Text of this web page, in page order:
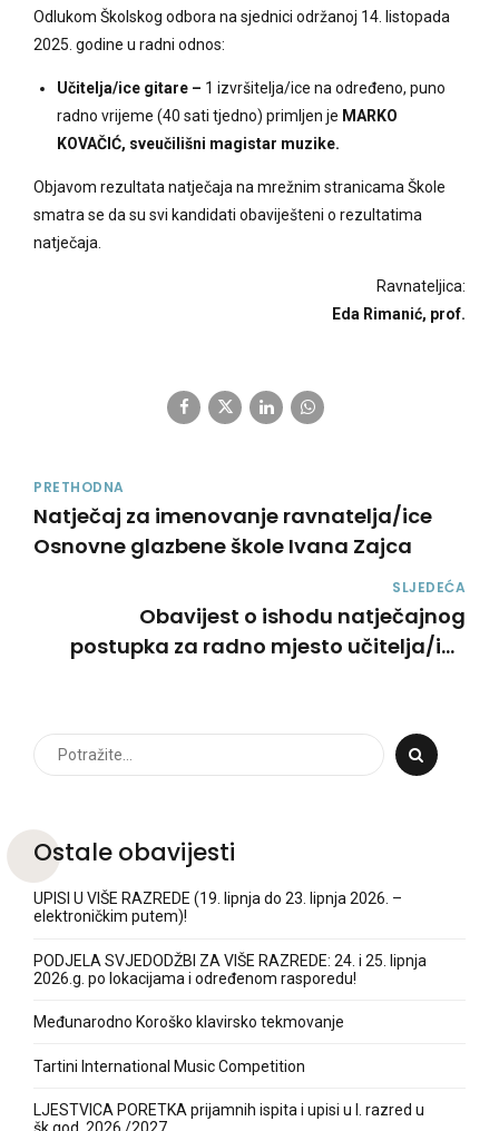
Odlukom Školskog odbora na sjednici održanoj 14. listopada
2025. godine u radni odnos:
Učitelja/ice gitare – 1 izvršitelja/ice na određeno, puno
radno vrijeme (40 sati tjedno) primljen je MARKO
KOVAČIĆ, sveučilišni magistar muzike.
Objavom rezultata natječaja na mrežnim stranicama Škole
smatra se da su svi kandidati obaviješteni o rezultatima
natječaja.
Ravnateljica:
Eda Rimanić, prof.
PRETHODNA
Natječaj za imenovanje ravnatelja/ice
Osnovne glazbene škole Ivana Zajca
SLJEDEĆA
Obavijest o ishodu natječajnog
postupka za radno mjesto učitelja/ice
Ostale obavijesti
UPISI U VIŠE RAZREDE (19. lipnja do 23. lipnja 2026. –
elektroničkim putem)!
PODJELA SVJEDODŽBI ZA VIŠE RAZREDE: 24. i 25. lipnja
2026.g. po lokacijama i određenom rasporedu!
Međunarodno Koroško klavirsko tekmovanje
Tartini International Music Competition
LJESTVICA PORETKA prijamnih ispita i upisi u I. razred u